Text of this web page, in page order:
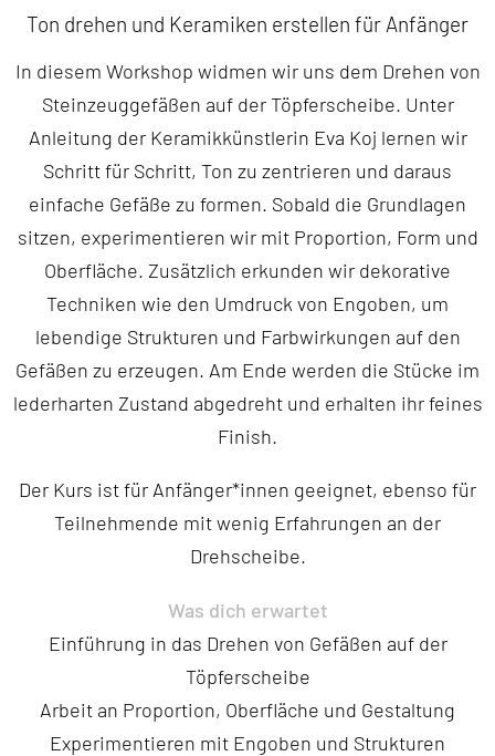
Ton drehen und Keramiken erstellen für Anfänger
In diesem Workshop widmen wir uns dem Drehen von
Steinzeuggefäßen auf der Töpferscheibe. Unter
Anleitung der Keramikkünstlerin Eva Koj lernen wir
Schritt für Schritt, Ton zu zentrieren und daraus
einfache Gefäße zu formen. Sobald die Grundlagen
sitzen, experimentieren wir mit Proportion, Form und
Oberfläche. Zusätzlich erkunden wir dekorative
Techniken wie den Umdruck von Engoben, um
lebendige Strukturen und Farbwirkungen auf den
Gefäßen zu erzeugen. Am Ende werden die Stücke im
lederharten Zustand abgedreht und erhalten ihr feines
Finish.
Der Kurs ist für Anfänger*innen geeignet, ebenso für
Teilnehmende mit wenig Erfahrungen an der
Drehscheibe.
Was dich erwartet
Einführung in das Drehen von Gefäßen auf der
Töpferscheibe
Arbeit an Proportion, Oberfläche und Gestaltung
Experimentieren mit Engoben und Strukturen